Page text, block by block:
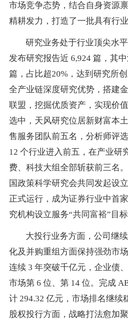
市场竞争态势，结合自身资源
精耕发力，打造了一批具有行
研究业务处于行业顶尖水
发布研究报告近 6,924 篇，其
篇，占比超20%，达到研究所
全产业链深度研究优势，搭建
联盟，挖掘优质资产，实现价
选中，天风研究位居新财富本
售服务团队前五名，分析师评
12 个行业进入前五，在产业研
费、科技大组全部斩获前三名
国政策科学研究会共同发起设
正式运行，成为证券行业中首
究机构设立服务“共同富裕”目
大投行业务方面，公司继
化及并购重组方面保持强劲市
连续 3 年突破千亿元，企业债
市场第 6 位、第 14 位。完成
计 294.32 亿元，市场排名继续
股权投行方面，战略打法愈加